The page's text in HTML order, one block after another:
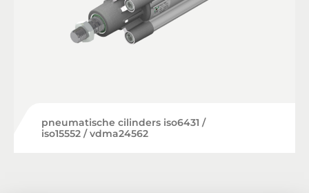
pneumatische cilinders iso6431 /
iso15552 / vdma24562